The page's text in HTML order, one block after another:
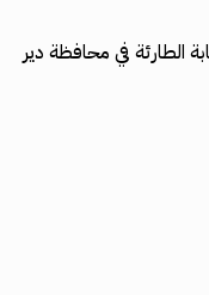
الطارئة في محافظة دير